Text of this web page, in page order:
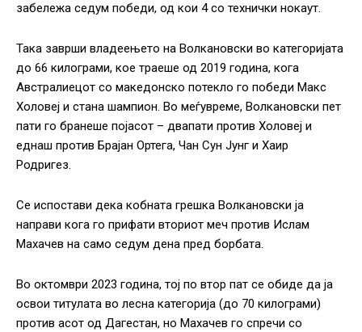
забележа седум победи, од кои 4 со технички нокаут.
Така заврши владеењето на Волкановски во категоријата
до 66 килограми, кое траеше од 2019 година, кога
Австралиецот со македонско потекло го победи Макс
Холовеј и стана шампион. Во меѓувреме, Волкановски пет
пати го бранеше појасот – двапати против Холовеј и
еднаш против Брајан Ортега, Чан Сун Јунг и Хаир
Родригез.
Се испостави дека кобната грешка Волкановски ја
направи кога го прифати вториот меч против Ислам
Махачев на само седум дена пред борбата.
Во октомври 2023 година, тој по втор пат се обиде да ја
освои титулата во лесна категорија (до 70 килограми)
против асот од Дагестан, но Махачев го спречи со